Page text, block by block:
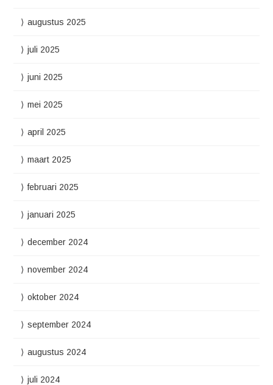
augustus 2025
juli 2025
juni 2025
mei 2025
april 2025
maart 2025
februari 2025
januari 2025
december 2024
november 2024
oktober 2024
september 2024
augustus 2024
juli 2024